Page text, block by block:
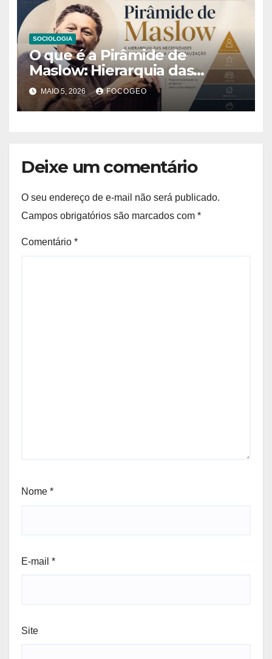
SOCIOLOGIA
O que é a Pirâmide de
Maslow: Hierarquia das
Necessidades Humanas e sua
Importância para
Compreender o
MAIO 5, 2026 FOCOGEO
Deixe um comentário
O seu endereço de e-mail não será publicado.
Campos obrigatórios são marcados com *
Comentário *
Nome *
E-mail *
Site